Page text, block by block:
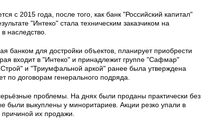
с 2015 года, после того, как банк "Российский капитал"
"Интеко" стала техническим заказчиком на
наследство.
банком для достройки объектов, планирует приобрести
входит в "Интеко" и принадлежит группе "Сафмар"
и "Триумфальной аркой" ранее была утверждена
по договорам генерального подряда.
проблемы. На днях были проданы практически без
были выкуплены у миноритариев. Акции резко упали в
их продажи.